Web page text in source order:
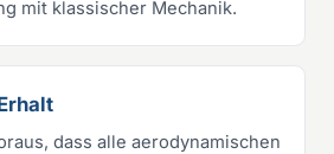
mit klassischer Mechanik.
dass alle aerodynamischen